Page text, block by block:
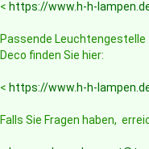
< https://www.h-h-
Passende
Deco finden Sie hier:
< https://www.h-h-
Falls Sie Fragen haben,